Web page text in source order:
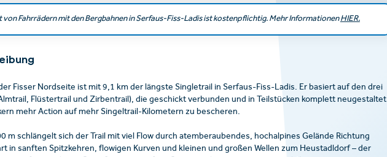
von Fahrrädern mit den Bergbahnen in Serfaus-Fiss-Ladis ist kostenpflichtig. Mehr InformationenHIER.
Fisser Nordseite ist mit 9,1 km der längste Singletrail in Serfaus-Fiss-Ladis. Er basiert auf den drei
Flüstertrail und Zirbentrail), die geschickt verbunden und in Teilstücken komplett neugestaltet
mehr Action auf mehr Singeltrail-Kilometern zu bescheren.
m schlängelt sich der Trail mit viel Flow durch atemberaubendes, hochalpines Gelände Richtung
in sanften Spitzkehren, flowigen Kurven und kleinen und großen Wellen zum Heustadldorf – der